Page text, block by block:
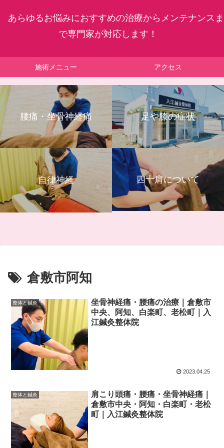
あらゆるお悩みにおすすめの治療からメンテナンスま
で専門家が対応します！
施術メニュー アクセス
腰痛・坐骨神経痛 足や膝の症状
自律神経 四十肩について
倉敷市阿知
整体と鍼灸
坐骨神経痛・腰痛の治療｜倉敷市
中央、阿知、白楽町、老松町｜入
江鍼灸整体院
2023.04.25
整体と鍼灸
肩こり頭痛・腰痛・坐骨神経痛｜
倉敷市中央・阿知・白楽町・老松
町｜入江鍼灸整体院